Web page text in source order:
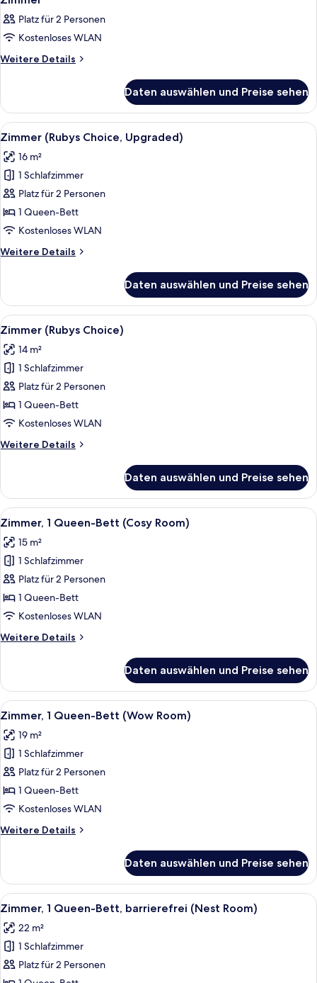
Fotos
für
Zimmer
anzeigen
Platz für 2 Personen
Kostenloses WLAN
Weitere Details
Weitere
Daten auswählen und Preise sehen
Alle
Fotos
für
Zimmer
(Rubys
Choice,
Upgraded)
Ein Hotelzimmer mit Bett,
5
Zimmer (Rubys Choice, Upgraded)
16 m²
1 Schlafzimmer
Platz für 2 Personen
1 Queen-Bett
Kostenloses WLAN
Weitere Details
Weitere
(Rubys
Choice,
Upgraded)
Daten auswählen und Preise sehen
Alle
Fotos
für
Zimmer
(Rubys
Choice)
anzeigen
Ein modernes Hotelzimmer mit
4
Zimmer (Rubys Choice)
14 m²
1 Schlafzimmer
Platz für 2 Personen
1 Queen-Bett
Kostenloses WLAN
Weitere Details
Weitere
(Rubys
Choice)
Daten auswählen und Preise sehen
Alle
Fotos
für
Zimmer,
1
Queen-
Bett
Room)
Ein modernes Hotelzimmer mit
6
Zimmer, 1 Queen-Bett (Cosy Room)
15 m²
1 Schlafzimmer
Platz für 2 Personen
1 Queen-Bett
Kostenloses WLAN
Weitere Details
Weitere
1
Queen-
Bett
Room)
Daten auswählen und Preise sehen
Alle
Fotos
für
Zimmer,
1
Queen-
Bett
Room)
Ein modernes Hotelzimmer mit
6
Zimmer, 1 Queen-Bett (Wow Room)
19 m²
1 Schlafzimmer
Platz für 2 Personen
1 Queen-Bett
Kostenloses WLAN
Weitere Details
Weitere
1
Queen-
Bett
Room)
Daten auswählen und Preise sehen
Alle
Fotos
für
Zimmer,
1
Ein modernes Badezimmer mit
3
Zimmer, 1 Queen-Bett, barrierefrei (Nest Room)
22 m²
1 Schlafzimmer
Platz für 2 Personen